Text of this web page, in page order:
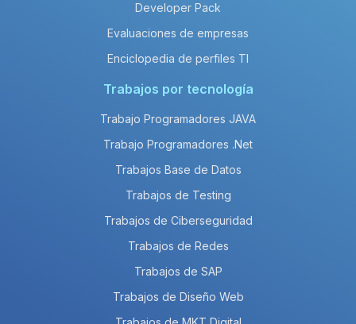
Developer Pack
Evaluaciones de empresas
Enciclopedia de perfiles TI
Trabajos por tecnología
Trabajo Programadores JAVA
Trabajo Programadores .Net
Trabajos Base de Datos
Trabajos de Testing
Trabajos de Ciberseguridad
Trabajos de Redes
Trabajos de SAP
Trabajos de Diseño Web